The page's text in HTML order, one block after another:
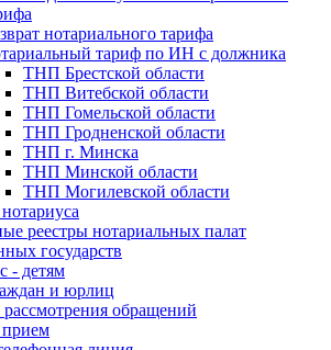
нотариального тарифа
тариф по ИН с должника
ТНП Брестской области
ТНП Витебской области
ТНП Гомельской области
ТНП Гродненской области
ТНП г. Минска
ТНП Минской области
ТНП Могилевской области
реестры нотариальных палат
государств
- детям
и юрлиц
обращений